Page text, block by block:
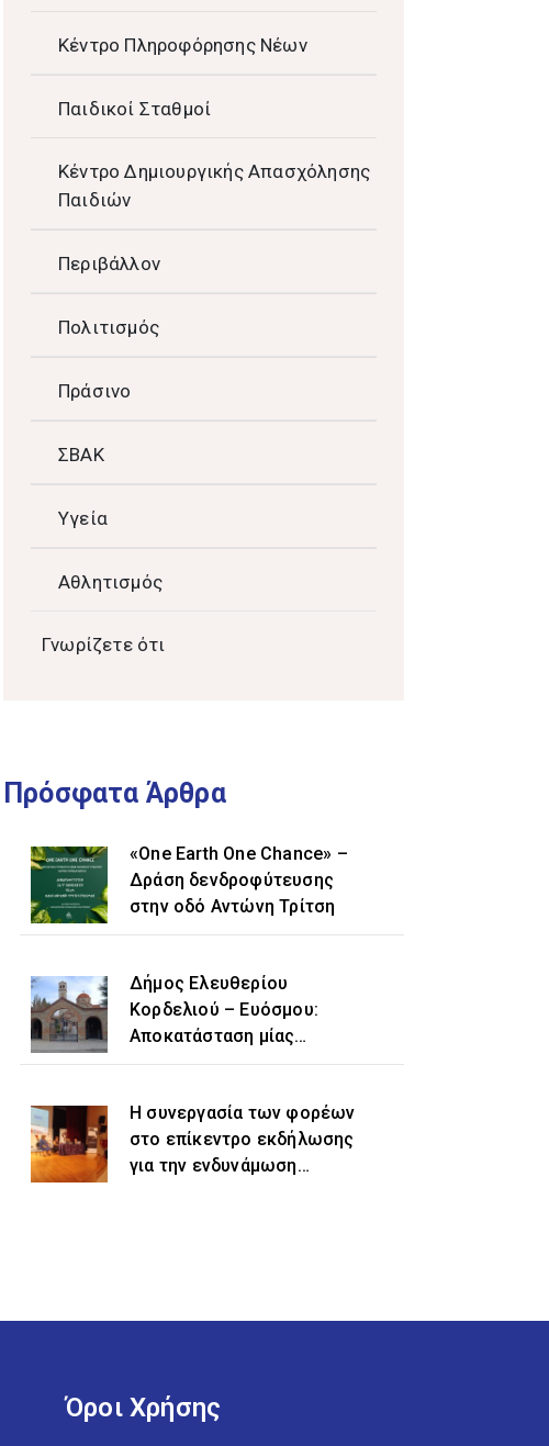
Κέντρο Πληροφόρησης Νέων
Παιδικοί Σταθμοί
Κέντρο Δημιουργικής Απασχόλησης
Παιδιών
Περιβάλλον
Πολιτισμός
Πράσινο
ΣΒΑΚ
Υγεία
Αθλητισμός
Γνωρίζετε ότι
Πρόσφατα Άρθρα
«One Earth One Chance» –
Δράση δενδροφύτευσης
στην οδό Αντώνη Τρίτση
Δήμος Ελευθερίου
Κορδελιού – Ευόσμου:
Αποκατάσταση μίας
ιστορικής αδικίας η
«Ελευθέριο» στην
ονομασία του δήμου
Η συνεργασία των φορέων
στο επίκεντρο εκδήλωσης
για την ενδυνάμωση
Όροι Χρήσης